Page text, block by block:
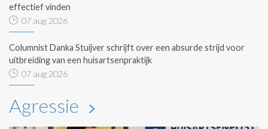
effectief vinden
07 aug 2026
Columnist Danka Stuijver schrijft over een absurde strijd voor
uitbreiding van een huisartsenpraktijk
07 aug 2026
Agressie